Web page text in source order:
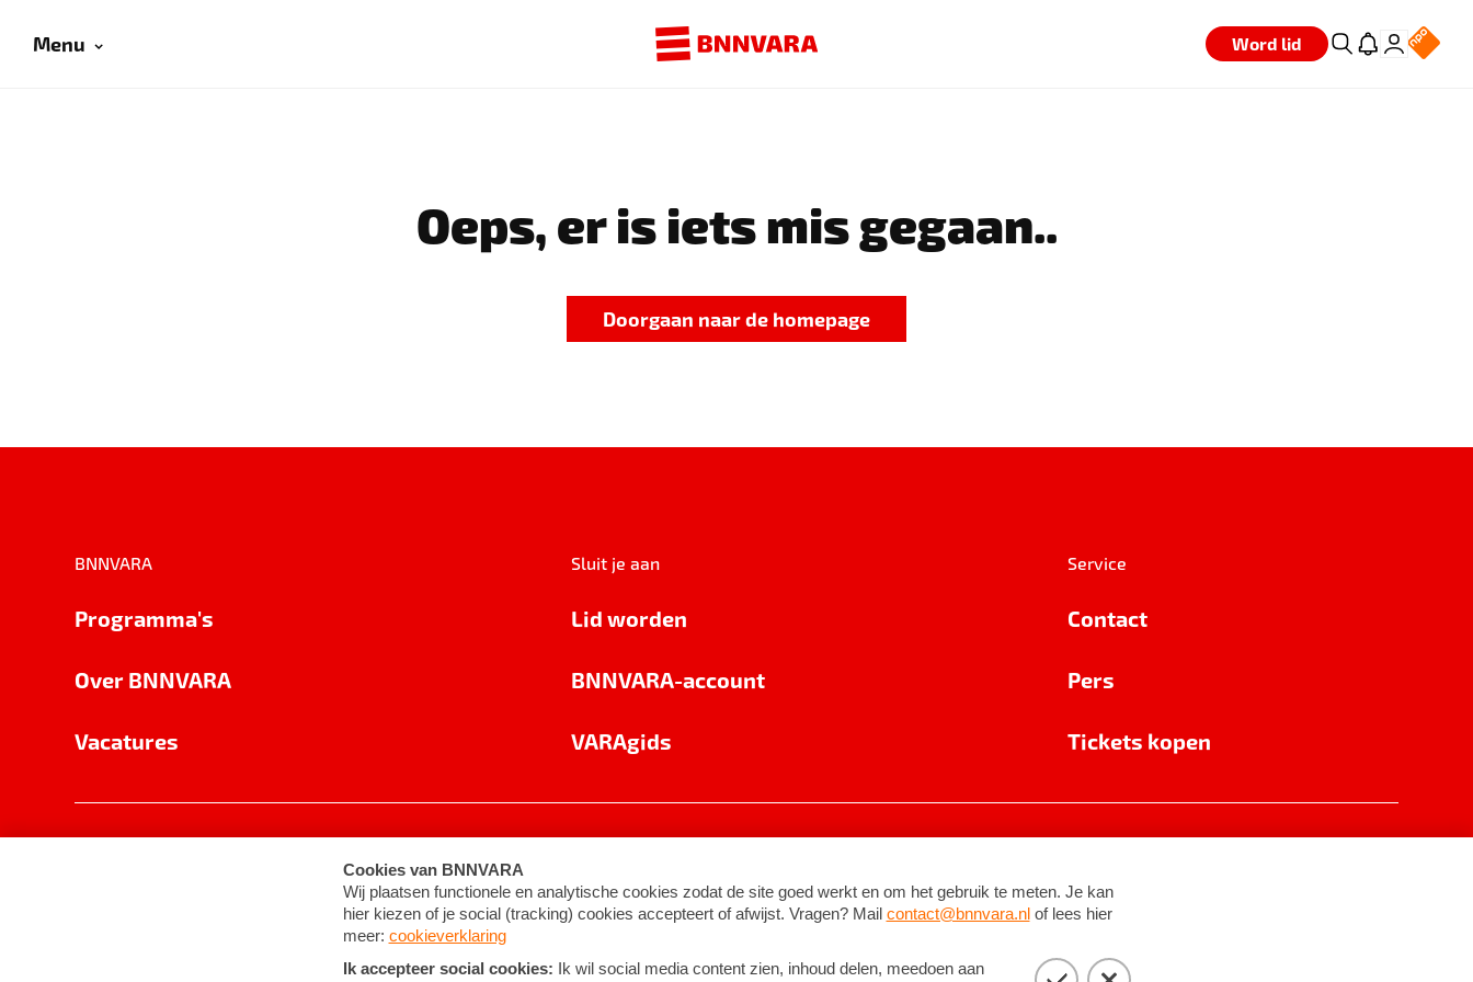
Menu Word lid
Oeps, er is iets mis gegaan..
Doorgaan naar de homepage
BNNVARA
Programma's
Over BNNVARA
Vacatures
Sluit je aan
Lid worden
BNNVARA-account
VARAgids
Service
Contact
Pers
Tickets kopen
Cookie-instellingen Algemene voorwaarden ©2026BNNVARA